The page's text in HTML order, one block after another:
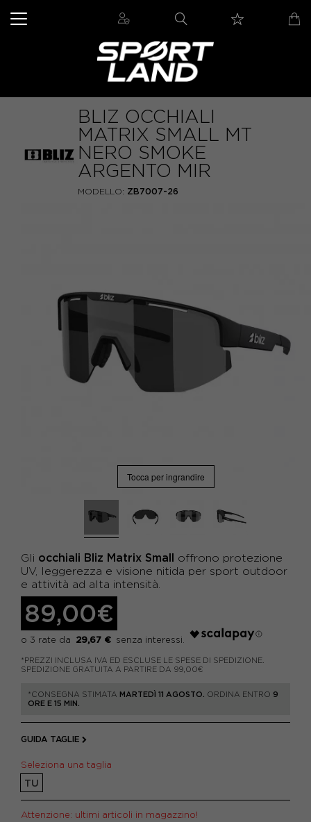
BLIZ OCCHIALI
MATRIX SMALL MT
NERO SMOKE
ARGENTO MIR
MODELLO: ZB7007-26
Tocca per ingrandire
Gli occhiali Bliz Matrix Small offrono protezione
UV, leggerezza e visione nitida per sport outdoor
e attività ad alta intensità.
89,00€
29,67 €
*PREZZI INCLUSA IVA ED ESCLUSE LE SPESE DI SPEDIZIONE.
SPEDIZIONE GRATUITA A PARTIRE DA 99,00€
*CONSEGNA STIMATA MARTEDÌ 11 AGOSTO. ORDINA ENTRO 9
ORE E 15 MIN.
GUIDA TAGLIE
Seleziona una taglia
TU
Attenzione: ultimi articoli in magazzino!